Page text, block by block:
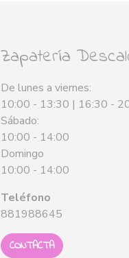
Zapatería
De lunes a viernes:
10:00 - 13:30 | 16:30 -
Sábado:
10:00 - 14:00
Domingo
10:00 - 14:00
Teléfono
881988645
CONTACTA